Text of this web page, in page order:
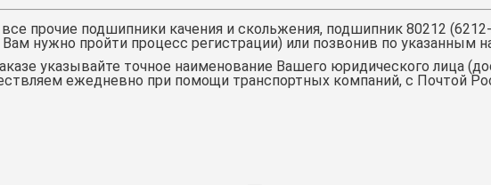
прочие подшипники качения и скольжения, подшипник 80212
Вам нужно пройти процесс регистрации) или позвонив по указанным
указывайте точное наименование Вашего юридического лица
ежедневно при помощи транспортных компаний, с Почтой